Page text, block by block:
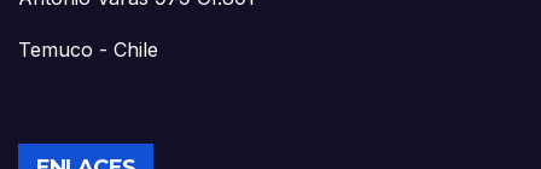
Temuco - Chile